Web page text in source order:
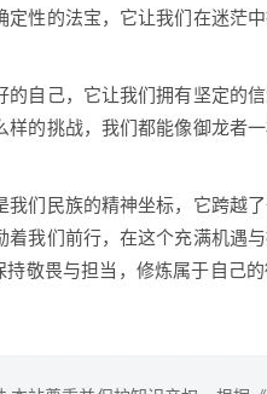
性的法宝，它让我们在迷茫
自己，它让我们拥有坚定的信
的挑战，我们都能像御龙者
们民族的精神坐标，它跨越
我们前行，在这个充满机遇
敬畏与担当，修炼属于自己